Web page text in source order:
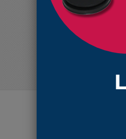
2196 CR soufflet 14mm et
2196 CR soufflet 14mm et
2196 CR soufflet 14mm et